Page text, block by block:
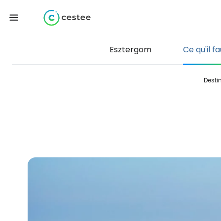
Esztergom Ce qu'il